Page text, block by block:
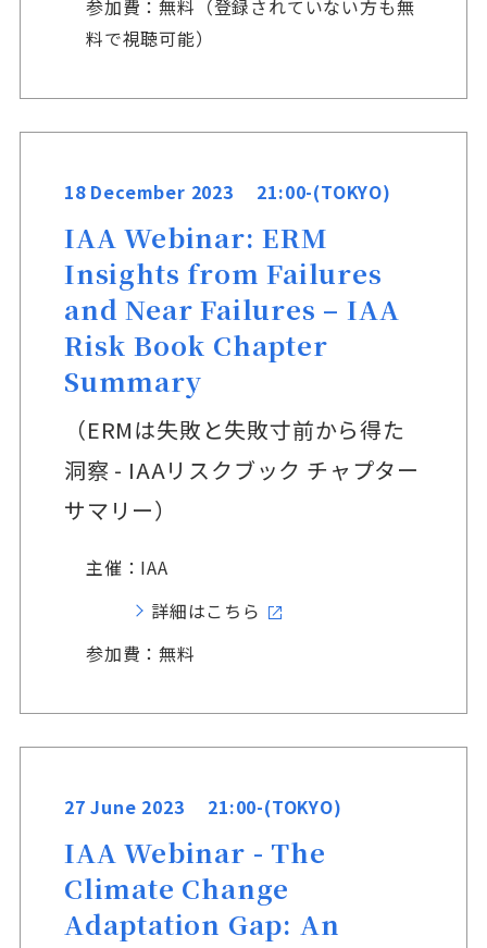
参加費：無料（登録されていない方も無
料で視聴可能）
18 December 2023 21:00-(TOKYO)
IAA Webinar: ERM
Insights from Failures
and Near Failures – IAA
Risk Book Chapter
Summary
（ERMは失敗と失敗寸前から得た
洞察 - IAAリスクブック チャプター
サマリー）
主催：IAA
詳細はこちら
参加費：無料
27 June 2023 21:00-(TOKYO)
IAA Webinar - The
Climate Change
Adaptation Gap: An